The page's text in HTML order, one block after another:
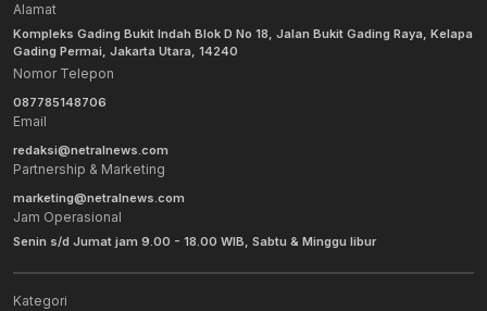
Alamat
Kompleks Gading Bukit Indah Blok D No 18, Jalan Bukit Gading Raya, Kelapa
Gading Permai, Jakarta Utara, 14240
Nomor Telepon
087785148706
Email
redaksi@netralnews.com
Partnership & Marketing
marketing@netralnews.com
Jam Operasional
Senin s/d Jumat jam 9.00 - 18.00 WIB, Sabtu & Minggu libur
Kategori